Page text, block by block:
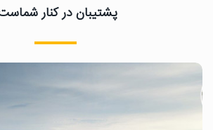
پشتیبان در کنار